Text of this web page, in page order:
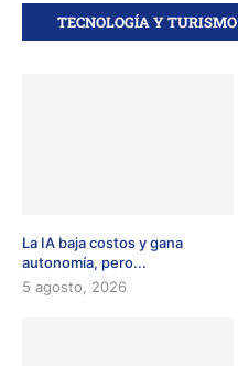
TECNOLOGÍA Y TURISMO
La IA baja costos y gana
autonomía, pero...
5 agosto, 2026